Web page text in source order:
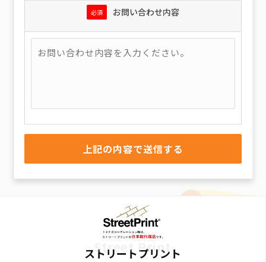
必須 お問い合わせ内容
Street Print
ストリートプリント